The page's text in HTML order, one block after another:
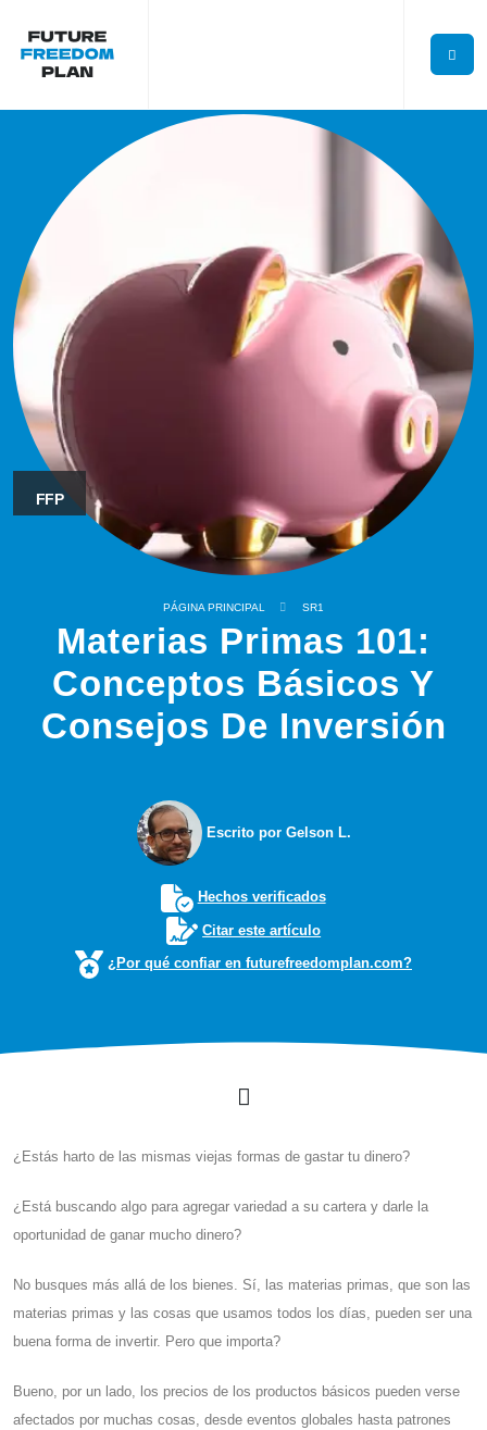
FFP
PÁGINA PRINCIPAL SR1
Materias Primas 101:
Conceptos Básicos Y
Consejos De Inversión
Escrito por Gelson L.
Hechos verificados
Citar este artículo
¿Por qué confiar en futurefreedomplan.com?
¿Estás harto de las mismas viejas formas de gastar tu dinero?
¿Está buscando algo para agregar variedad a su cartera y darle la
oportunidad de ganar mucho dinero?
No busques más allá de los bienes. Sí, las materias primas, que son las
materias primas y las cosas que usamos todos los días, pueden ser una
buena forma de invertir. Pero que importa?
Bueno, por un lado, los precios de los productos básicos pueden verse
afectados por muchas cosas, desde eventos globales hasta patrones